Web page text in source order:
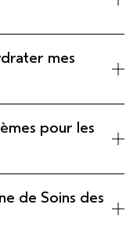
mes
pour les
de Soins des